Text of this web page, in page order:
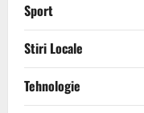
Sport
Stiri Locale
Tehnologie